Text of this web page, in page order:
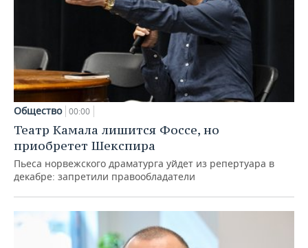
Общество 00:00
Театр Камала лишится Фоссе, но
приобретет Шекспира
Пьеса норвежского драматурга уйдет из репертуара в
декабре: запретили правообладатели